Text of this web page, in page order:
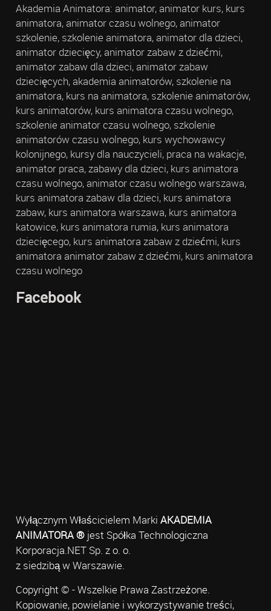
Akademia Animatora: animator, animator kurs, kurs
animatora, animator czasu wolnego, animator
szkolenie, szkolenie animatora, animator dla dzieci,
animator dziecięcy, animator zabaw z dziećmi,
animator zabaw dla dzieci, animator zabaw
dziecięcych, akademia animatorów, szkolenie na
animatora, kurs na animatora, szkolenie animatorów,
kurs animatorów, kurs animatora czasu wolnego,
szkolenie animator czasu wolnego, szkolenie
animatorów czasu wolnego, kurs wychowawcy
kolonijnego, kursy dla nauczycieli, praca na wakacje,
animator praca, zabawy dla dzieci, kurs animatora
czasu wolnego, animator czasu wolnego warszawa,
kurs animatora zabaw dla dzieci, kurs animatora
zabaw, kurs animatora warszawa, kurs animatora
katowice, kurs animatora rumia, kurs animatora
dziecięcego, kurs animatora zabaw z dziećmi, kurs
animatora animator zabaw z dziećmi, kurs animatora
czasu wolnego
Facebook
Wyłącznym Właścicielem Marki AKADEMIA
ANIMATORA ®jest Spółka Technologiczna
Korporacja.NET Sp. z o. o.
z siedzibą w Warszawie.
Copyright © - Wszelkie Prawa Zastrzeżone.
Kopiowanie, powielanie i wykorzystywanie treści,